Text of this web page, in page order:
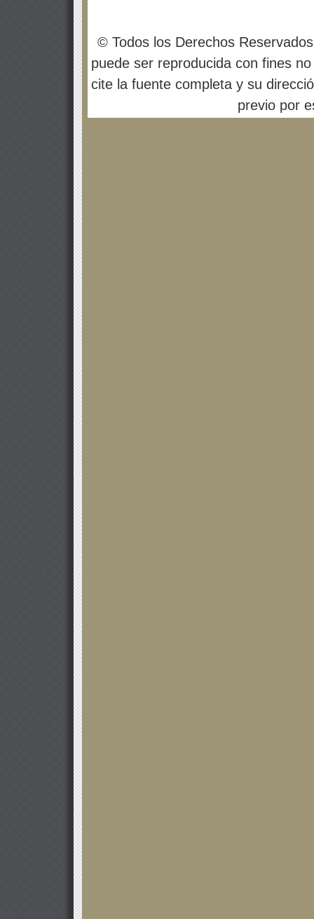
© Todos los Derechos
puede ser reproducida con fines
cite la fuente completa y su
previo por